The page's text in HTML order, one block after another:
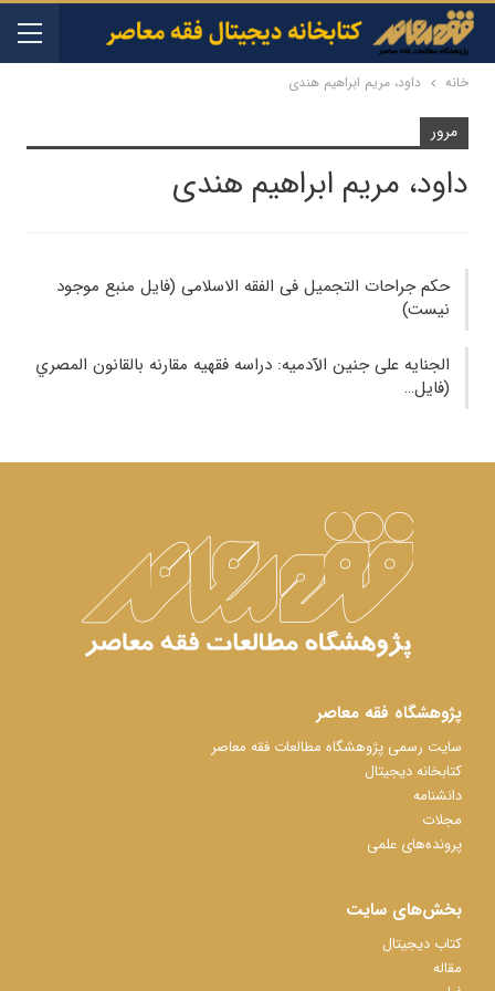
خانه داود، مریم ابراهیم هندی
مرور
داود، مریم ابراهیم هندی
حکم جراحات التجمیل فی الفقه الاسلامی (فایل منبع موجود
نیست)
الجنايه علی جنين الآدميه: دراسه فقهیه مقارنه بالقانون المصري
(فایل…
پژوهشگاه فقه معاصر
سایت رسمی پژوهشگاه مطالعات فقه معاصر
کتابخانه دیجیتال
دانشنامه
مجلات
پرونده‌های علمی
بخش‌های سایت
کتاب دیجیتال
مقاله